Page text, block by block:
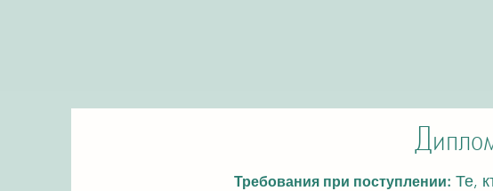
Требования при поступлении: Те,